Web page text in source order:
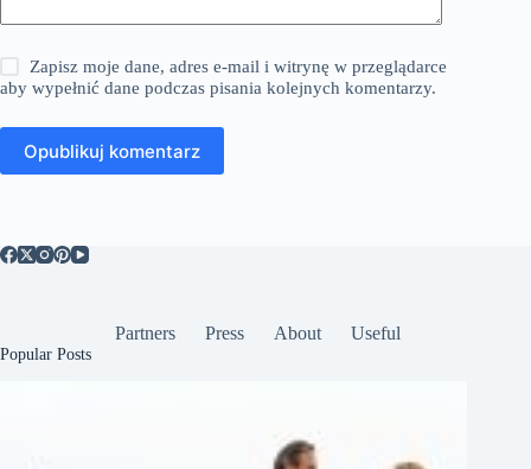
Zapisz moje dane, adres e-mail i witrynę w przeglądarce
aby wypełnić dane podczas pisania kolejnych komentarzy.
Opublikuj komentarz
Partners Press About Useful
Popular Posts